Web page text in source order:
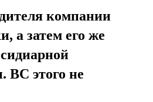
компании
а затем его же
ВС этого не